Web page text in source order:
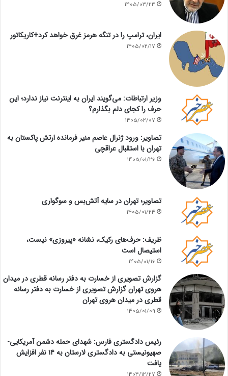
1405/03/23
ایران، ترامپ را در تنگه هرمز غرق خواهد کرد+کاریکاتور
1405/02/17
وزیر ارتباطات: می‌گویند ایران به اینترنت نیاز ندارد؛ این
حرف را کجای دلم بگذارم؟
1405/02/07
تصاویر: ورود ژنرال عاصم منیر فرمانده ارتش پاکستان به
تهران با استقبال عراقچی
1405/01/26
تصاویر؛ تهران در سایه آتش‌بس و سوگواری
1405/01/24
ظریف: حرف‌های رکیک، نشانه «پیروزی» نیست،
استیصال است
1405/01/16
گزارش تصویری از خسارت به دفتر رسانه قطری در میدان
هروی تهران گزارش تصویری از خسارت به دفتر رسانه
قطری در میدان هروی تهران
1405/01/09
رئیس دادگستری فارس: شهدای حمله دشمن آمریکایی-
صهیونیستی به دادگستری لارستان به ۱۴ نفر افزایش
یافت